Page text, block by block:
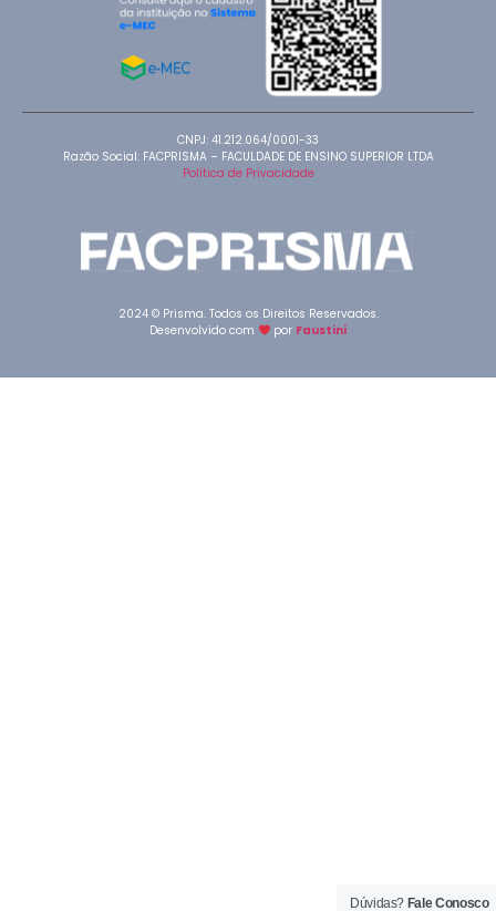
CNPJ: 41.212.064/0001-33
Razão Social: FACPRISMA – FACULDADE DE ENSINO SUPERIOR LTDA
Política de Privacidade
2024 © Prisma. Todos os Direitos Reservados.
Desenvolvido com
por Faustini
Dúvidas? Fale Conosco